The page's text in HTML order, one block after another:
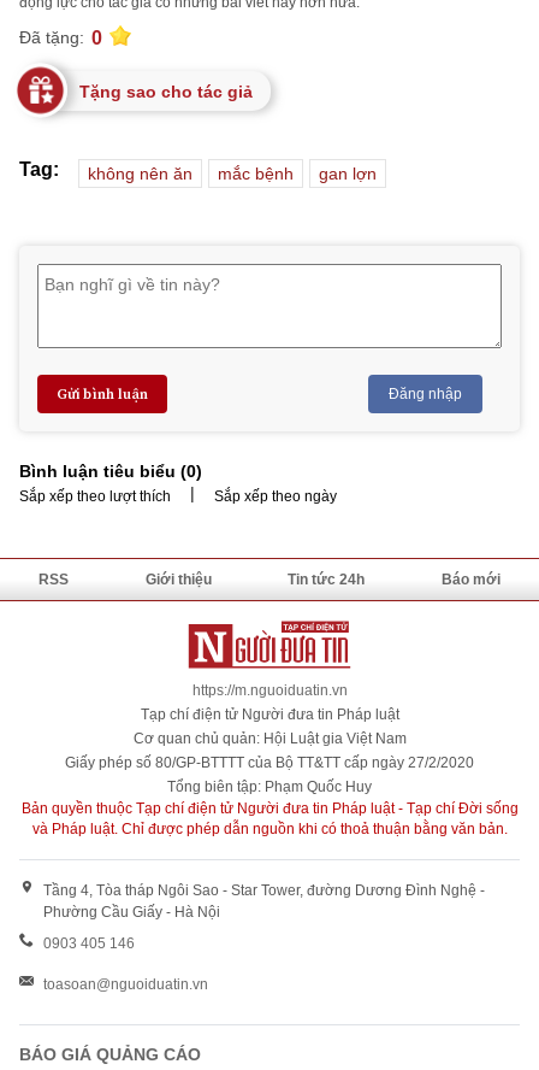
Đã tặng: 0
Tặng sao cho tác giả
Tag: không nên ăn mắc bệnh gan lợn
Gửi bình luận Đăng nhập
Bình luận tiêu biểu (0)
Sắp xếp theo lượt thích | Sắp xếp theo ngày
RSS Giới thiệu Tin tức 24h Báo mới
https://m.nguoiduatin.vn
Tạp chí điện tử Người đưa tin Pháp luật
Cơ quan chủ quản: Hội Luật gia Việt Nam
Giấy phép số 80/GP-BTTTT của Bộ TT&TT cấp ngày 27/2/2020
Tổng biên tập: Phạm Quốc Huy
Bản quyền thuộc Tạp chí điện tử Người đưa tin Pháp luật - Tạp chí Đời sống
và Pháp luật. Chỉ được phép dẫn nguồn khi có thoả thuận bằng văn bản.
Tầng 4, Tòa tháp Ngôi Sao - Star Tower, đường Dương Đình Nghệ -
Phường Cầu Giấy - Hà Nội
0903 405 146
toasoan@nguoiduatin.vn
BÁO GIÁ QUẢNG CÁO